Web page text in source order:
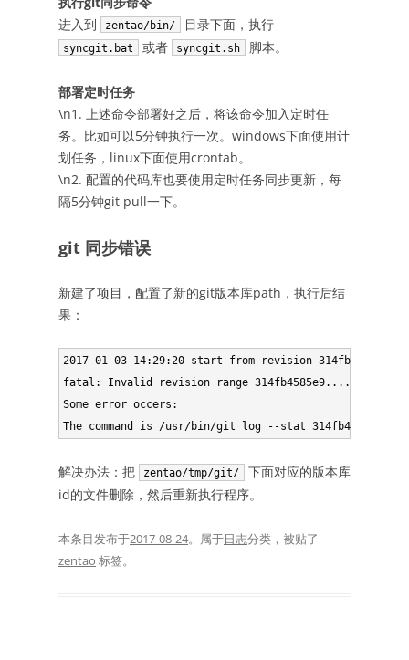
进入到
zentao/bin/ 目录下面，执行
syncgit.bat 或者 syncgit.sh 脚本。
部署定时任务
\n1. 上述命令部署好之后，将该命令加入定时任
务。比如可以5分钟执行一次。windows下面使用计
划任务，linux下面使用crontab。
\n2. 配置的代码库也要使用定时任务同步更新，每
隔5分钟git pull一下。
git 同步错误
新建了项目，配置了新的git版本库path，执行后结
果：
2017-01-03 14:29:20 start from revision
fatal: Invalid revision range
Some error occers:
解决办法：把 zentao/tmp/git/
下面对应的版本库
id的文件删除，然后重新执行程序。
本条目发布于2017-08-24。属于日志分类，被贴了
zentao 标签。